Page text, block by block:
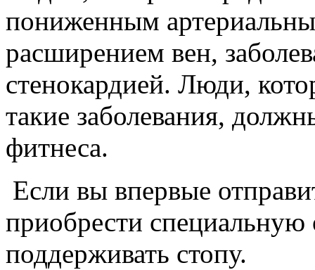
пониженным
расширением вен,
стенокардией. Люди,
такие заболевания,
фитнеса.
Если вы впервые
приобрести специальную
поддерживать стопу.